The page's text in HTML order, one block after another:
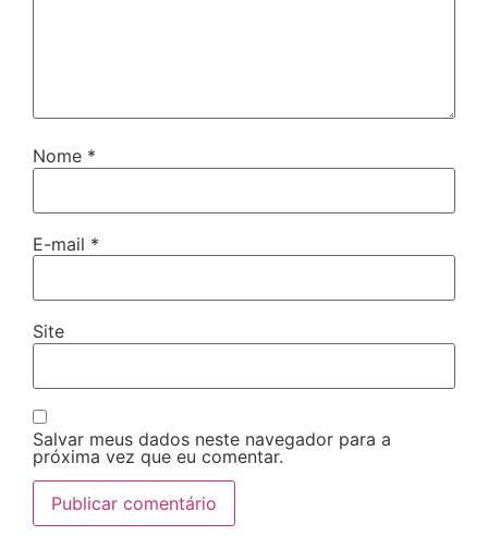
Nome *
E-mail *
Site
Salvar meus dados neste navegador para a
próxima vez que eu comentar.